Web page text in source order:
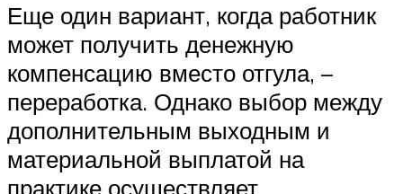
Еще один вариант, когда работник
может получить денежную
компенсацию вместо отгула, –
переработка. Однако выбор между
дополнительным выходным и
материальной выплатой на
практике осуществляет